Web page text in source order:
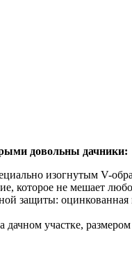
довольны дачники:
изогнутым V-
которое не мешает
защиты:
участке,